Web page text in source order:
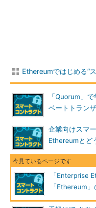
フォームにはメンバー管理
Ethereumはメンバー管理
クに誰でもノードとして自
す。あるノードがネットワ
ネットワーク内の1つの主
されます。そのため、信頼
ライベート型／コンソーシ
加を制限できます。
アクセス制御
同じく、本連載1回目の記
Ethereumではじめる“
「Quorum」
ベートトラン
企業向けスマ
Ethereumとど
「Enterprise
「Ethereum